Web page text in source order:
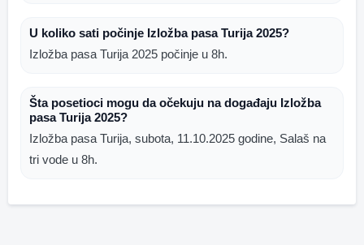
U koliko sati počinje Izložba pasa Turija 2025?
Izložba pasa Turija 2025 počinje u 8h.
Šta posetioci mogu da očekuju na događaju Izložba
pasa Turija 2025?
Izložba pasa Turija, subota, 11.10.2025 godine, Salaš na
tri vode u 8h.